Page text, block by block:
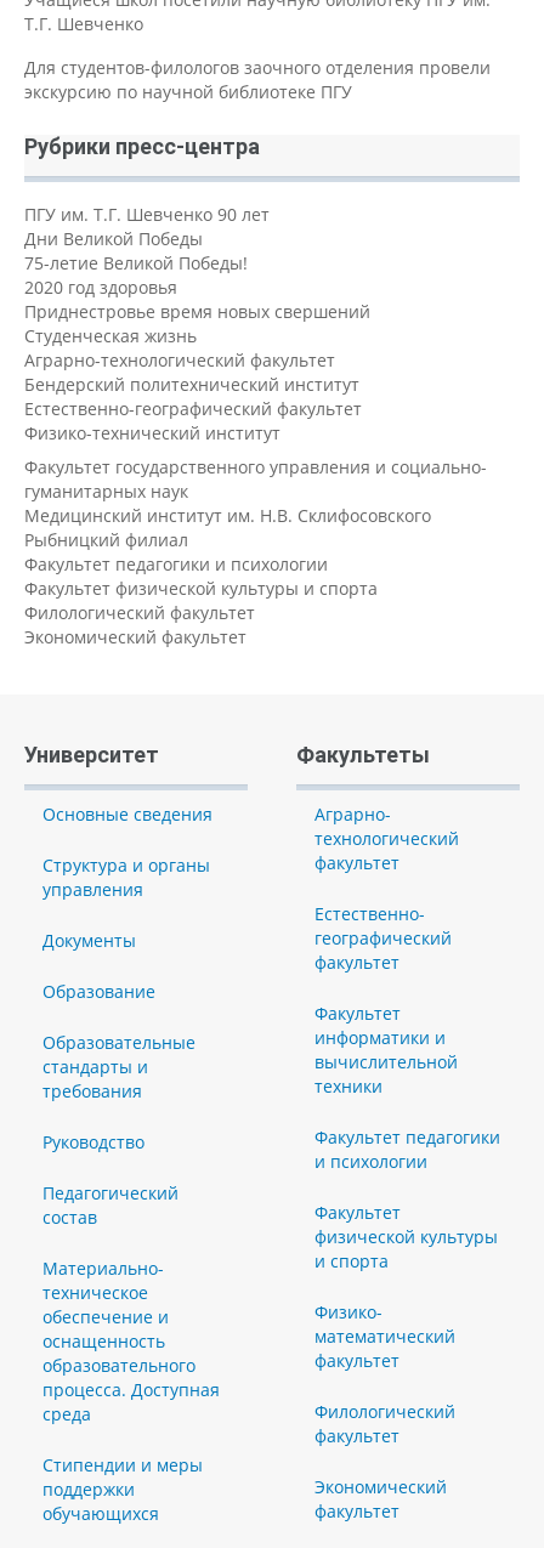
Т.Г. Шевченко
Для студентов-филологов заочного отделения провели
экскурсию по научной библиотеке ПГУ
Рубрики пресс-центра
ПГУ им. Т.Г. Шевченко 90 лет
Дни Великой Победы
75-летие Великой Победы!
2020 год здоровья
Приднестровье время новых свершений
Студенческая жизнь
Аграрно-технологический факультет
Бендерский политехнический институт
Естественно-географический факультет
Физико-технический институт
Факультет государственного управления и социально-
гуманитарных наук
Медицинский институт им. Н.В. Склифосовского
Рыбницкий филиал
Факультет педагогики и психологии
Факультет физической культуры и спорта
Филологический факультет
Экономический факультет
Университет
Основные сведения
Структура и органы
управления
Документы
Образование
Образовательные
стандарты и
требования
Руководство
Педагогический
состав
Материально-
техническое
обеспечение и
оснащенность
образовательного
процесса. Доступная
среда
Стипендии и меры
поддержки
обучающихся
Факультеты
Аграрно-
технологический
факультет
Естественно-
географический
факультет
Факультет
информатики и
вычислительной
техники
Факультет педагогики
и психологии
Факультет
физической культуры
и спорта
Физико-
математический
факультет
Филологический
факультет
Экономический
факультет